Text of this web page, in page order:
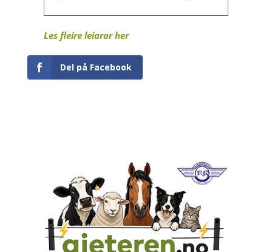
Les fleire leiarar her
Del på Facebook